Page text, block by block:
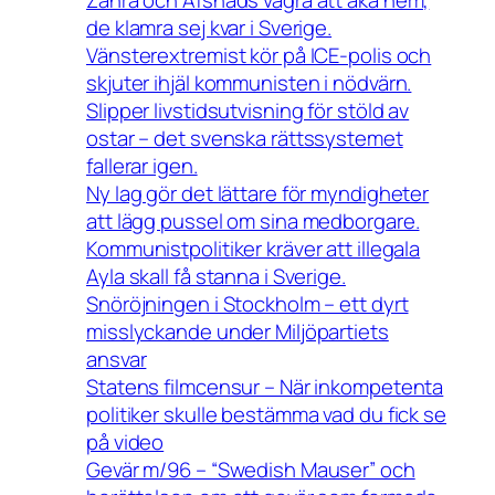
de klamra sej kvar i Sverige.
Vänsterextremist kör på ICE-polis och
skjuter ihjäl kommunisten i nödvärn.
Slipper livstidsutvisning för stöld av
ostar – det svenska rättssystemet
fallerar igen.
Ny lag gör det lättare för myndigheter
att lägg pussel om sina medborgare.
Kommunistpolitiker kräver att illegala
Ayla skall få stanna i Sverige.
Snöröjningen i Stockholm – ett dyrt
misslyckande under Miljöpartiets
ansvar
Statens filmcensur – När inkompetenta
politiker skulle bestämma vad du fick se
på video
Gevär m/96 – “Swedish Mauser” och